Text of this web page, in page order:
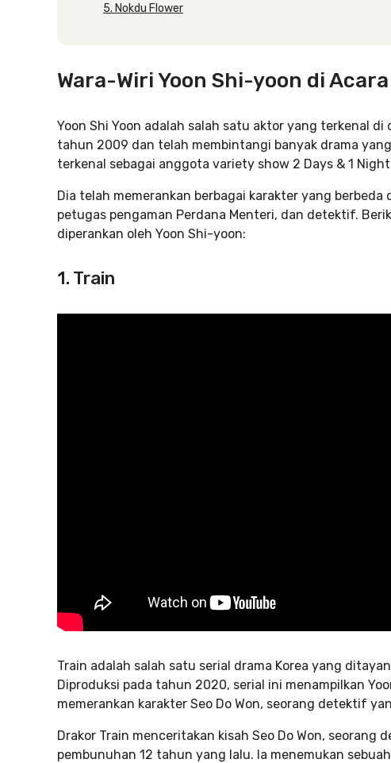
5. Nokdu Flower
Wara-Wiri Yoon Shi-yoon di Acara
Yoon Shi Yoon adalah salah satu aktor yang terkenal
tahun 2009 dan telah membintangi banyak drama
terkenal sebagai anggota variety show 2 Days & 1
Dia telah memerankan berbagai karakter yang
petugas pengaman Perdana Menteri, dan detektif.
diperankan oleh Yoon Shi-yoon:
1. Train
Train adalah salah satu serial drama Korea yang
Diproduksi pada tahun 2020, serial ini menampilkan
memerankan karakter Seo Do Won, seorang detektif
Drakor Train menceritakan kisah Seo Do Won,
pembunuhan 12 tahun yang lalu. Ia menemukan